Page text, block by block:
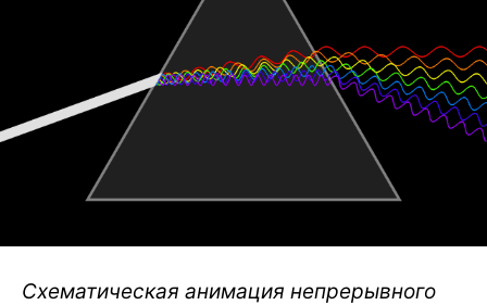
Схематическая анимация непрерывного